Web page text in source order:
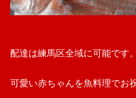
配達は練馬区全域に可能です。
可愛い赤ちゃんを魚料理でお